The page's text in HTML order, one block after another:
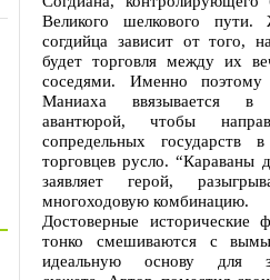
Великого шелкового пути.
согдийца зависит от того,
будет торговля между их
соседями. Именно
Маниаха ввязывается
авантюрой, чтобы
сопредельных государств
торговцев русло. “Караваны
заявляет герой,
многоходовую комбинацию.
Достоверные исторические
тонко смешиваются с
идеальную основу для